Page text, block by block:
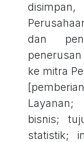
dan
ke mitra
Layanan;
bisnis;
statistik;